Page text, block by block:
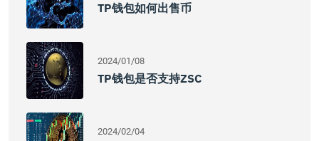
TP钱包如何出售币
2024/01/08
TP钱包是否支持ZSC
2024/02/04